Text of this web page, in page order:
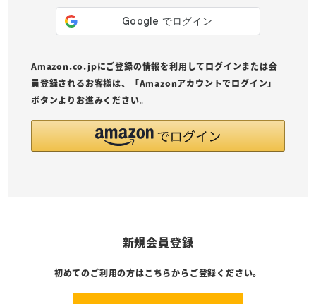
Amazon.co.jpにご登録の情報を利用してログインまたは会
員登録されるお客様は、「Amazonアカウントでログイン」
ボタンよりお進みください。
新規会員登録
初めてのご利用の方はこちらからご登録ください。